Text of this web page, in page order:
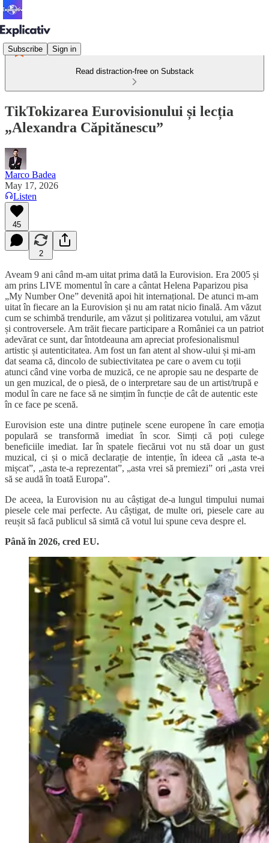
Subscribe Sign in
Read distraction-free on Substack
TikTokizarea Eurovisionului și lecția
„Alexandra Căpitănescu”
Marco Badea
May 17, 2026
Listen
45
2
Aveam 9 ani când m-am uitat prima dată la Eurovision. Era 2005 și
am prins LIVE momentul în care a cântat Helena Paparizou pisa
„My Number One” devenită apoi hit internațional. De atunci m-am
uitat în fiecare an la Eurovision și nu am ratat nicio finală. Am văzut
cum se schimbă trendurile, am văzut și politizarea votului, am văzut
și controversele. Am trăit fiecare participare a României ca un patriot
adevărat ce sunt, dar întotdeauna am apreciat profesionalismul
artistic și autenticitatea. Am fost un fan atent al show-ului și mi-am
dat seama că, dincolo de subiectivitatea pe care o avem cu toții
atunci când vine vorba de muzică, ce ne apropie sau ne desparte de
un gen muzical, de o piesă, de o interpretare sau de un artist/trupă e
modul în care ne face să ne simțim în funcție de cât de autentic este
în ce face pe scenă.
Eurovision este una dintre puținele scene europene în care emoția
populară se transformă imediat în scor. Simți că poți culege
beneficiile imediat. Iar în spatele fiecărui vot nu stă doar un gust
muzical, ci și o mică declarație de intenție, în ideea că „asta te-a
mișcat”, „asta te-a reprezentat”, „asta vrei să premiezi” ori „asta vrei
să se audă în toată Europa”.
De aceea, la Eurovision nu au câștigat de-a lungul timpului numai
piesele cele mai perfecte. Au câștigat, de multe ori, piesele care au
reușit să facă publicul să simtă că votul lui spune ceva despre el.
Până în 2026, cred EU.